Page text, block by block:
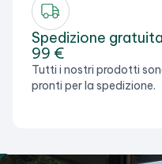
Spedizione
99 €
Tutti i nostri prodotti
pronti per la spedizione.